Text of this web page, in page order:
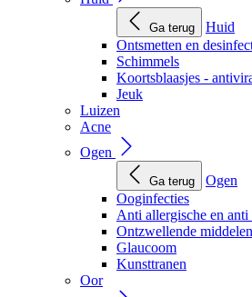
Ga terug
Huid
Ontsmetten en
Schimmels
Koortsblaasjes -
Jeuk
Luizen
Acne
Ogen
Ga terug
Ogen
Ooginfecties
Anti allergische en
Ontzwellende middelen
Glaucoom
Kunsttranen
Oor